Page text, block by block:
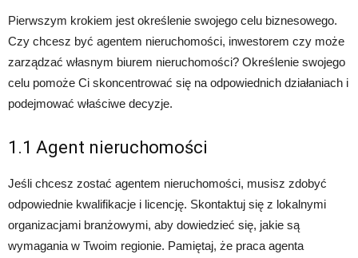
Pierwszym krokiem jest określenie swojego celu biznesowego.
Czy chcesz być agentem nieruchomości, inwestorem czy może
zarządzać własnym biurem nieruchomości? Określenie swojego
celu pomoże Ci skoncentrować się na odpowiednich działaniach i
podejmować właściwe decyzje.
1.1 Agent nieruchomości
Jeśli chcesz zostać agentem nieruchomości, musisz zdobyć
odpowiednie kwalifikacje i licencję. Skontaktuj się z lokalnymi
organizacjami branżowymi, aby dowiedzieć się, jakie są
wymagania w Twoim regionie. Pamiętaj, że praca agenta